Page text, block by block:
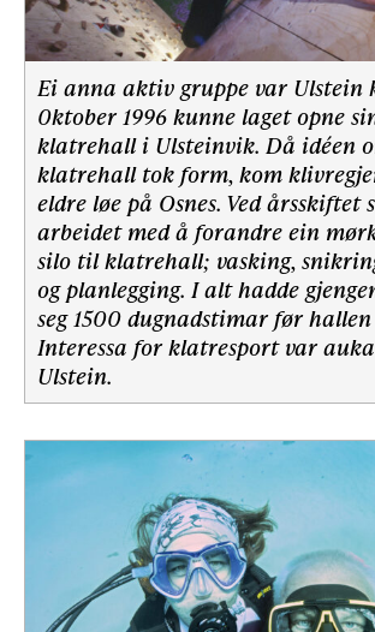
Ei anna aktiv gruppe var Ulstein
0ktober 1996 kunne laget opne
klatrehall i Ulsteinvik. Då idéen
klatrehall tok form, kom
eldre løe på Osnes. Ved årsskiftet
arbeidet med å forandre ein
silo til klatrehall; vasking,
og planlegging. I alt hadde
seg 1500 dugnadstimar før
Interessa for klatresport var
Ulstein.